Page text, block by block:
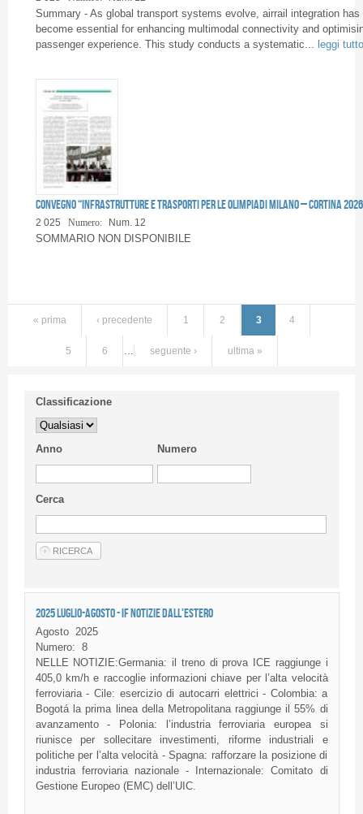
Summary - As global transport systems evolve, airrail integration has
become essential for enhancing multimodal connectivity and
passenger experience. This study conducts a systematic...
leggi tutto
Convegno “Infrastrutture e Trasporti per le Olimpiadi Milano – Cortina
2 025 Numero: Num. 12
SOMMARIO NON DISPONIBILE
« prima ‹ precedente 1 2 3 4
5 6 … seguente › ultima »
Classificazione
Anno Numero
Cerca
2025 LUGLIO-AGOSTO - IF NOTIZIE DALL'ESTERO
Agosto 2025
Numero: 8
NELLE NOTIZIE:Germania: il treno di prova ICE raggiunge i
405,0 km/h e raccoglie informazioni chiave per l’alta velocità
ferroviaria - Cile: esercizio di autocarri elettrici - Colombia: a
Bogotá la prima linea della Metropolitana raggiunge il 55% di
avanzamento - Polonia: l’industria ferroviaria europea si
riunisce per sollecitare investimenti, riforme industriali e
politiche per l’alta velocità - Spagna: rafforzare la posizione di
industria ferroviaria nazionale - Internazionale: Comitato di
Gestione Europeo (EMC) dell’UIC.